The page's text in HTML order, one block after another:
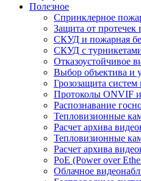
Полезное
Спринклерное
Защита от протечек
СКУД и пожарная
СКУД с
Отказоустойчивое
Выбор объектива и
Грозозащита
Протоколы ONVIF
Распознавание
Тепловизионные
Расчет архива
Тепловизионные
Расчет архива
PoE (Power over
Облачное